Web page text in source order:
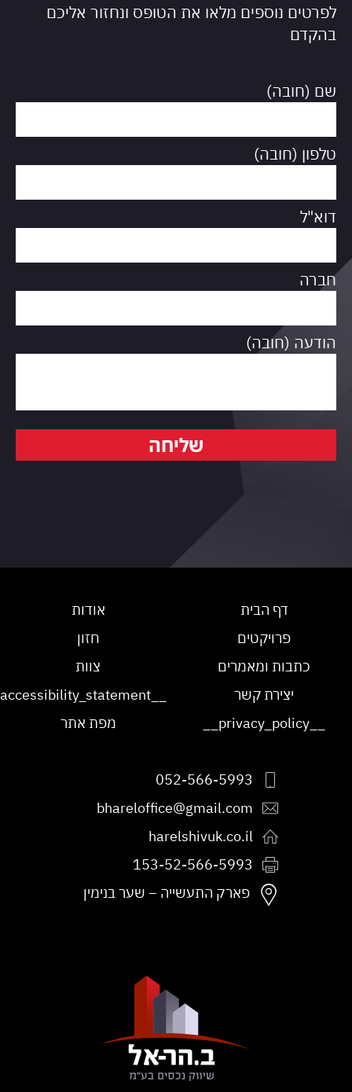
לפרטים נוספים מלאו את הטופס ונחזור אליכם
בהקדם
שם (חובה)
טלפון (חובה)
דוא"ל
חברה
הודעה (חובה)
שליחה
דף הבית
אודות
פרויקטים
חזון
כתבות ומאמרים
צוות
יצירת קשר
מפת אתר
052-566-5993
bhareloffice@gmail.com
harelshivuk.co.il
פקס:
153-52-566-5993
פארק התעשייה – שער בנימין